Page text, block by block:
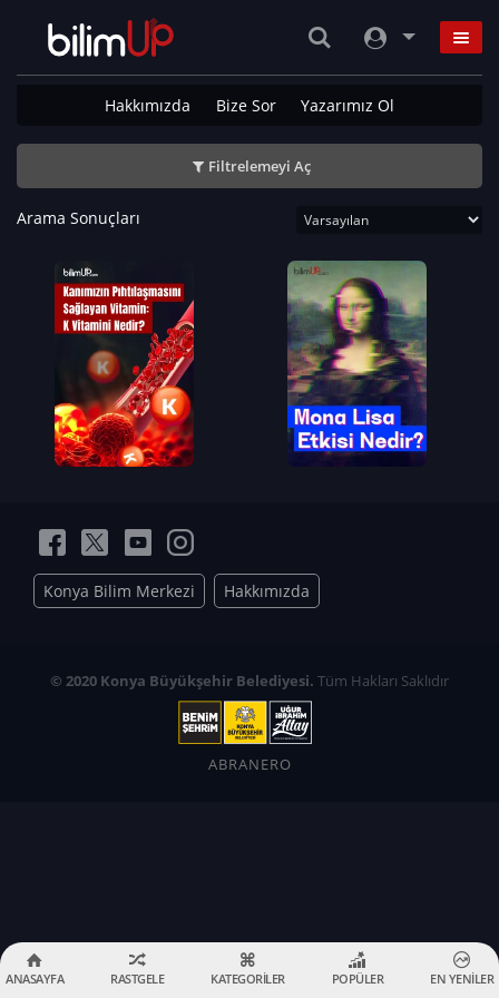
Hakkımızda Bize Sor Yazarımız Ol
Filtrelemeyi Aç
Arama Sonuçları
Konya Bilim Merkezi Hakkımızda
© 2020 Konya Büyükşehir Belediyesi. Tüm Hakları Saklıdır
ABRANERO
ANASAYFA RASTGELE KATEGORİLER POPÜLER EN YENİLER